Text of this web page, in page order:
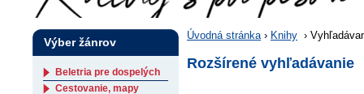
Úvodná stránka› Knihy ›
Rozšírené vyhľadávanie
Výber žánrov
Beletria pre dospelých
Cestovanie, mapy